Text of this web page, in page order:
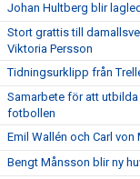
Johan Hultberg blir
Stort grattis till
Viktoria Persson
Tidningsurklipp från
Samarbete för att
fotbollen
Emil Wallén och Carl
Bengt Månsson blir ny